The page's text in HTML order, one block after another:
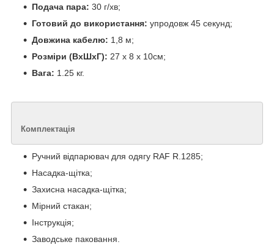
Подача пара: 30 г/хв;
Готовий до використання: упродовж 45 секунд;
Довжина кабелю: 1,8 м;
Розміри (ВхШхГ): 27 х 8 х 10см;
Вага: 1.25 кг.
Комплектація
Ручний відпарювач для одягу RAF R.1285;
Насадка-щітка;
Захисна насадка-щітка;
Мірний стакан;
Інструкція;
Заводське паковання.